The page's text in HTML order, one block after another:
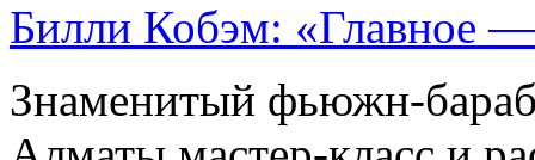
Билли Кобэм: «Главное
Знаменитый фьюжн-